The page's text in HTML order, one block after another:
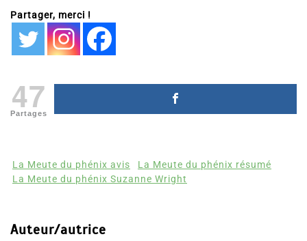
Partager, merci !
47
Partages
La Meute du phénix avis
La Meute du phénix résumé
La Meute du phénix Suzanne Wright
Auteur/autrice